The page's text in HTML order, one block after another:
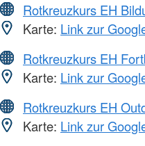
Rotkreuzkurs EH
Karte: Link zur
Rotkreuzkurs EH
Karte: Link zur
Rotkreuzkurs EH
Karte: Link zur